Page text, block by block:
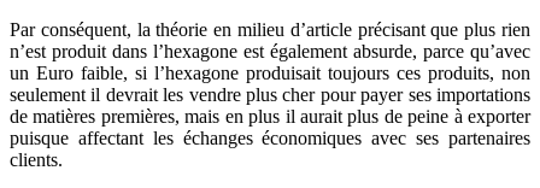
Par conséquent, la théorie en milieu d’article précisant que plus rien
n’est produit dans l’hexagone est également absurde, parce qu’avec
un Euro faible, si l’hexagone produisait toujours ces produits, non
seulement il devrait les vendre plus cher pour payer ses importations
de matières premières, mais en plus il aurait plus de peine à exporter
puisque affectant les échanges économiques avec ses partenaires
clients.